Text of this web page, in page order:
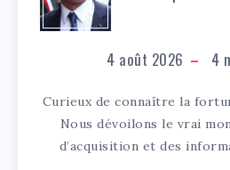
4 août 2026 4
Curieux de connaître la
Nous dévoilons le vrai
d’acquisition et des